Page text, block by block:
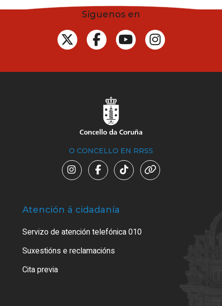
Síguenos en
O CONCELLO EN RRSS
Atención á cidadanía
Servizo de atención telefónica 010
Suxestións e reclamacións
Cita previa